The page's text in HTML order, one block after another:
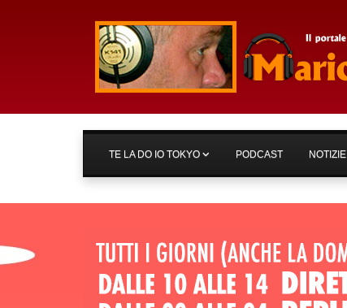
TE LA DO IO TOKYO PODCAST NOTIZIE